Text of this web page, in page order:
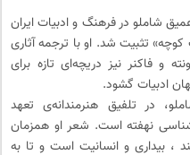
شاملو در فرهنگ و ادبیات ایران
کوچه» تثبیت شد. او با ترجمه آثاری
و فاکنر نیز دریچه‌ای تازه برای
ادبیات گشود.
در تلفیق هنرمندانه‌ی تعهد
نهفته است. شعر او همزمان
، بیداری و انسانیت است و تا به